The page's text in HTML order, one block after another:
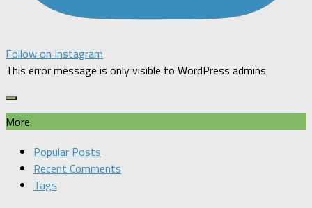
Follow on Instagram
This error message is only visible to WordPress admins
More
Popular Posts
Recent Comments
Tags